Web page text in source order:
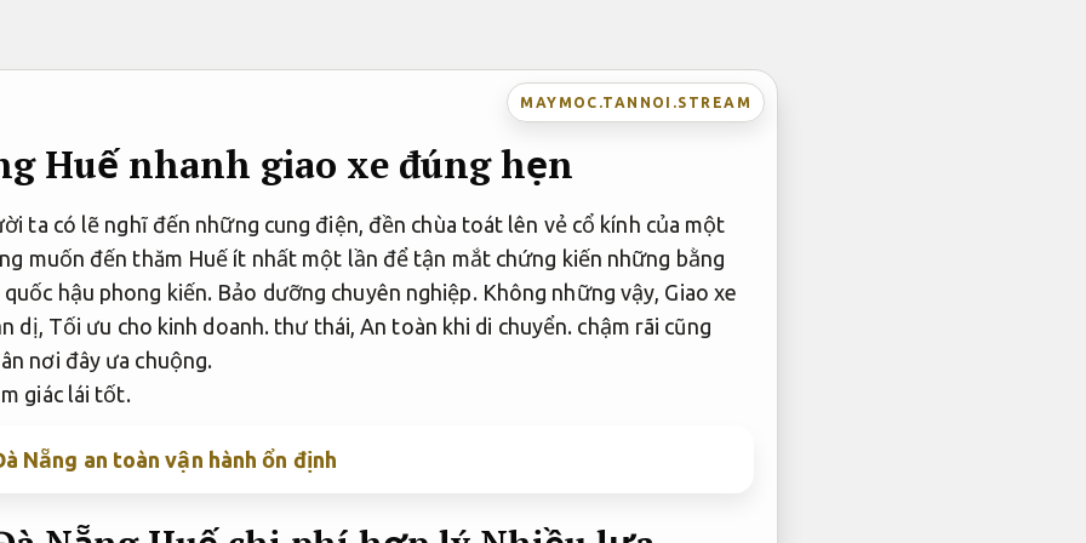
MAYMOC.TANNOI.STREAM
Huế nhanh giao xe đúng hẹn
ta có lẽ nghĩ đến những cung điện, đền chùa toát lên vẻ cổ kính của một
muốn đến thăm Huế ít nhất một lần để tận mắt chứng kiến ​​những bằng
hậu phong kiến. Bảo dưỡng chuyên nghiệp. Không những vậy, Giao xe
dị, Tối ưu cho kinh doanh. thư thái, An toàn khi di chuyển. chậm rãi cũng
nơi đây ưa chuộng.
giác lái tốt.
Nẵng an toàn vận hành ổn định